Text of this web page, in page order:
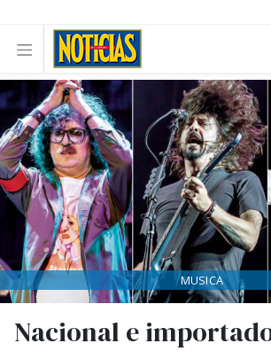
Nacional e
MUSICA